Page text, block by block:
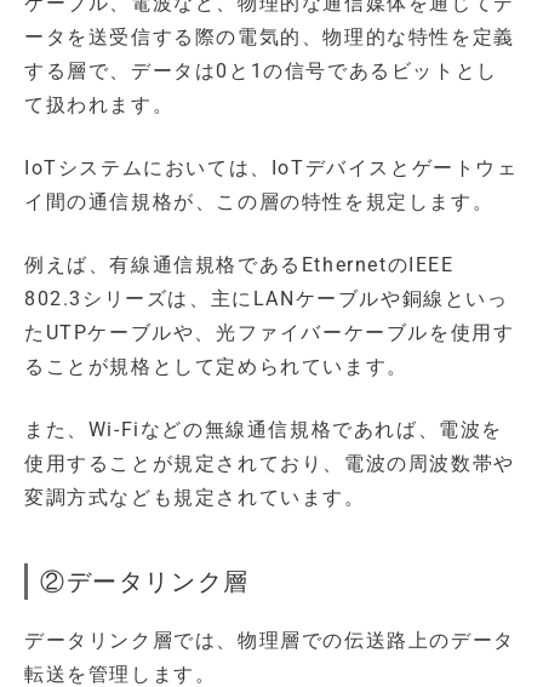
ータを送受信する際の電気的、物理的な特性を定義
する層で、データは0と1の信号であるビットとし
て扱われます。
IoTシステムにおいては、IoTデバイスとゲートウェ
イ間の通信規格が、この層の特性を規定します。
例えば、有線通信規格であるEthernetのIEEE
802.3シリーズは、主にLANケーブルや銅線といっ
たUTPケーブルや、光ファイバーケーブルを使用す
ることが規格として定められています。
また、Wi-Fiなどの無線通信規格であれば、電波を
使用することが規定されており、電波の周波数帯や
変調方式なども規定されています。
②データリンク層
データリンク層では、物理層での伝送路上のデータ
転送を管理します。